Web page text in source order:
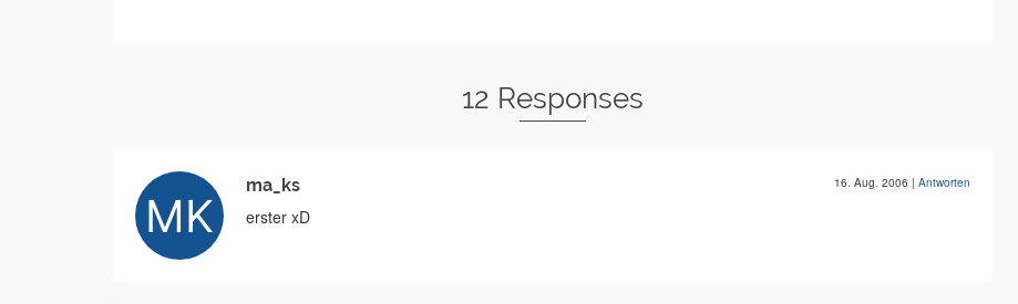
12 Responses
ma_ks 16. Aug. 2006 | Antworten
erster xD